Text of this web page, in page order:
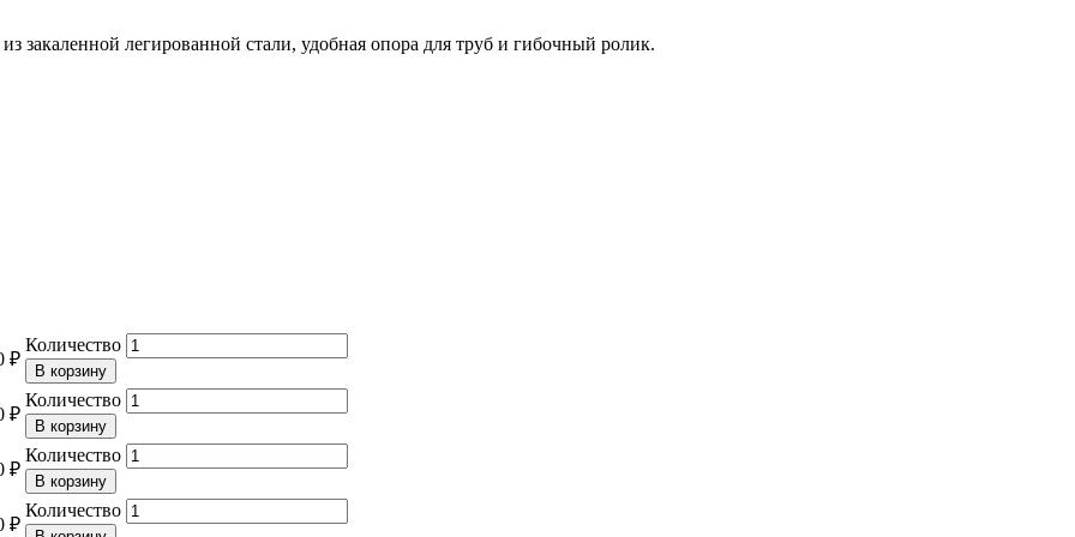
закаленной легированной стали, удобная опора для труб и гибочный ролик.
₽
Количество
₽
Количество
₽
Количество
₽
Количество